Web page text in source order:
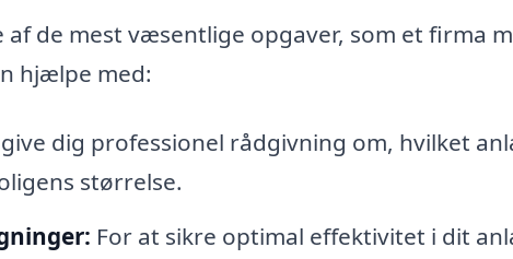
de mest væsentlige opgaver, som et firma
hjælpe med:
dig professionel rådgivning om, hvilket
størrelse.
For at sikre optimal effektivitet i dit